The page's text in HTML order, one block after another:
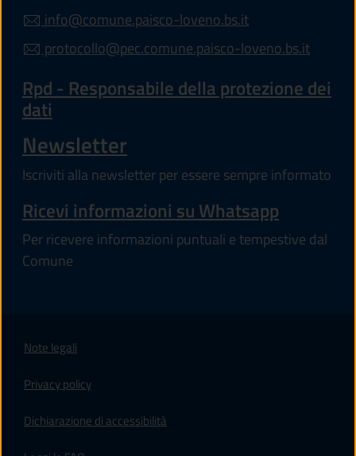
info@comune.paisco-loveno.bs.it
protocollo@pec.comune.paisco-loveno.bs.it
Rpd - Responsabile della protezione dei
dati
Newsletter
Iscriviti alla newsletter per essere sempre informato
Ricevi informazioni su Whatsapp
Per ricevere informazioni puntuali e tempestive dal
Comune
Note legali
Privacy policy
Dichiarazione di accessibilità